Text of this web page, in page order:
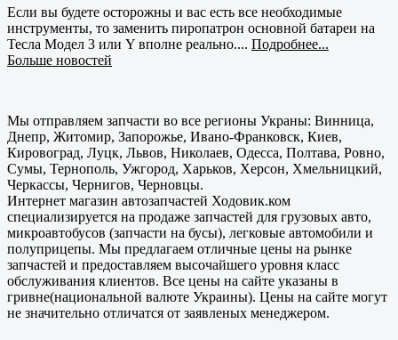
Если вы будете осторожны и вас есть все необходимые
инструменты, то заменить пиропатрон основной батареи на
Тесла Модел 3 или Y вполне реально.... Подробнее...
Больше новостей
Мы отправляем запчасти во все регионы Украны: Винница,
Днепр, Житомир, Запорожье, Ивано-Франковск, Киев,
Кировоград, Луцк, Львов, Николаев, Одесса, Полтава, Ровно,
Сумы, Тернополь, Ужгород, Харьков, Херсон, Хмельницкий,
Черкассы, Чернигов, Черновцы.
Интернет магазин автозапчастей Ходовик.ком
специализируется на продаже запчастей для грузовых авто,
микроавтобусов (запчасти на бусы), легковые автомобили и
полуприцепы. Мы предлагаем отличные цены на рынке
запчастей и предоставляем высочайшего уровня класс
обслуживания клиентов. Все цены на сайте указаны в
гривне(национальной валюте Украины). Цены на сайте могут
не значительно отличатся от заявленых менеджером.